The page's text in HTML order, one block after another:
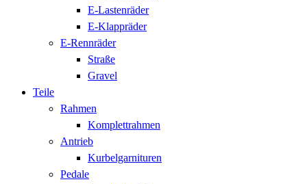
E-Lastenräder
E-Klappräder
E-Rennräder
Straße
Gravel
Teile
Rahmen
Komplettrahmen
Antrieb
Kurbelgarnituren
Pedale